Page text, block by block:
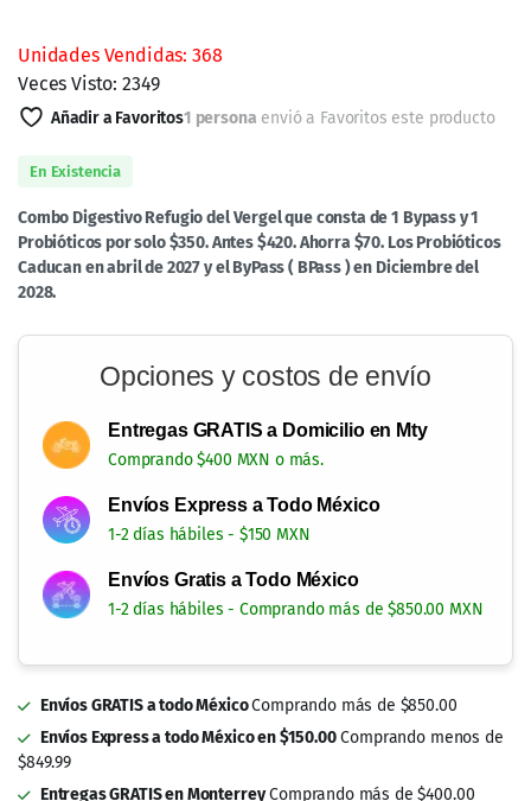
Unidades Vendidas: 368
Veces Visto: 2349
Añadir a Favoritos1 persona envió a Favoritos este producto
En Existencia
Combo Digestivo Refugio del Vergel que consta de 1 Bypass y 1
Probióticos por solo $350. Antes $420. Ahorra $70. Los Probióticos
Caducan en abril de 2027 y el ByPass ( BPass ) en Diciembre del
2028.
Opciones y costos de envío
Entregas GRATIS a Domicilio en Mty
Comprando $400 MXN o más.
Envíos Express a Todo México
1-2 días hábiles - $150 MXN
Envíos Gratis a Todo México
1-2 días hábiles - Comprando más de $850.00 MXN
Envíos GRATIS a todo MéxicoComprando más de $850.00
Envíos Express a todo México en $150.00Comprando menos de
$849.99
Entregas GRATIS en MonterreyComprando más de $400.00